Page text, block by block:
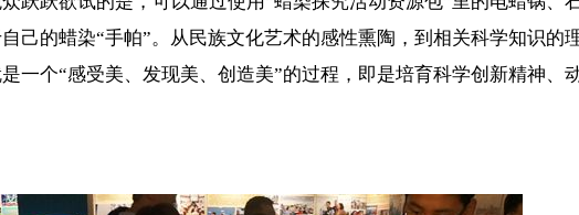
己的蜡染“手帕”。从民族文化艺术的感性熏陶，到相关科学知识的
一个“感受美、发现美、创造美”的过程，即是培育科学创新精神、